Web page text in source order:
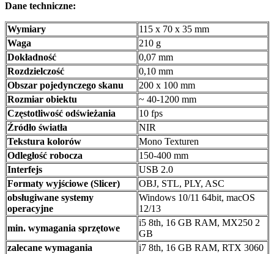
Dane techniczne:
Wymiary
115 x 70 x 35 mm
Waga
210 g
Dokładność
0,07 mm
Rozdzielczość
0,10 mm
Obszar pojedynczego skanu
200 x 100 mm
Rozmiar obiektu
~ 40-1200 mm
Częstotliwość odświeżania
10 fps
Źródło światła
NIR
Tekstura kolorów
Mono Texturen
Odległość robocza
150-400 mm
Interfejs
USB 2.0
Formaty wyjściowe (Slicer)
OBJ, STL, PLY, ASC
obsługiwane systemy
operacyjne
Windows 10/11 64bit, macOS
12/13
min. wymagania sprzętowe
i5 8th, 16 GB RAM, MX250 2
GB
zalecane wymagania
i7 8th, 16 GB RAM, RTX 3060